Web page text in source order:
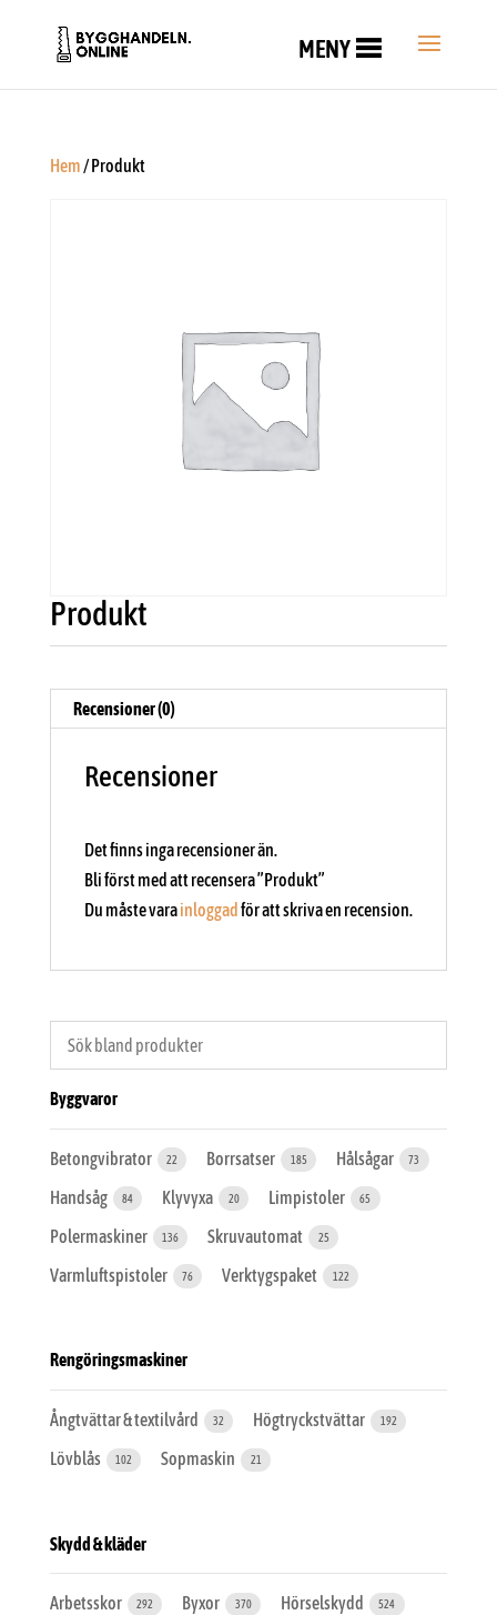
MENY
Hem/ Produkt
Produkt
Recensioner (0)
Recensioner
Det finns inga recensioner än.
Bli först med att recensera ”Produkt”
Du måste varainloggad för att skriva en recension.
Byggvaror
Betongvibrator 22 Borrsatser 185 Hålsågar 73
Handsåg 84 Klyvyxa 20 Limpistoler 65
Polermaskiner 136 Skruvautomat 25
Varmluftspistoler 76 Verktygspaket 122
Rengöringsmaskiner
Ångtvättar & textilvård 32 Högtryckstvättar 192
Lövblås 102 Sopmaskin 21
Skydd & kläder
Arbetsskor 292 Byxor 370 Hörselskydd 524